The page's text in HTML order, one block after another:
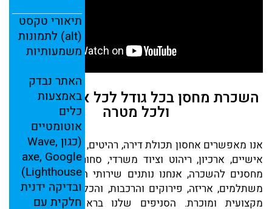
תיאורי טקסט
(
alt) לתמונות
משמעותיות
האתר נבדק
באמצעות
כלים
אוטומטיים
(כגון Wave,
axe, Google
Lighthouse)
ובדיקה ידנית
חלקית עם
השכרת מחסן בכל גודל לכל אחד לכל זמן
ולכל מטרה
אנו מאפשרים אחסון תכולת דירה, רהיטים, ציוד עסקי, חפצים
אישיים, ארכיון, ריהוט וציוד משרדי, סחורה וגלריות. מלבד
מחסנים להשכרה, אנחנו נותנים שירותי הובלה עם מחירים
משתלמים, אריזה, פירוקים והרכבות, והכל תחת חברה אחת
מקצועית ומוכרת. הסניפים שלנו בראשון לציון, מושב